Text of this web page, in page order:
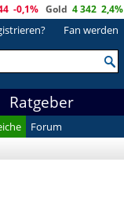
-0,1% Gold 4 342 2,4%
Fan werden
Ratgeber
Forum